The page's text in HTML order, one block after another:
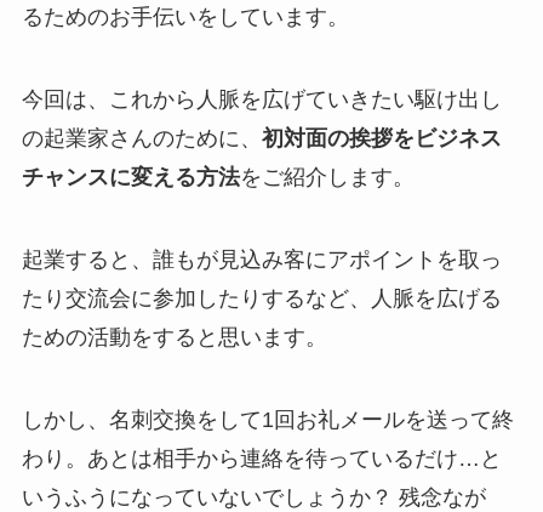
るためのお手伝いをしています。
今回は、これから人脈を広げていきたい駆け出し
の起業家さんのために、 初対面の挨拶をビジネス
チャンスに変える方法をご紹介します。
起業すると、誰もが見込み客にアポイントを取っ
たり交流会に参加したりするなど、人脈を広げる
ための活動をすると思います。
しかし、名刺交換をして1回お礼メールを送って終
わり。あとは相手から連絡を待っているだけ…と
いうふうになっていないでしょうか？ 残念なが